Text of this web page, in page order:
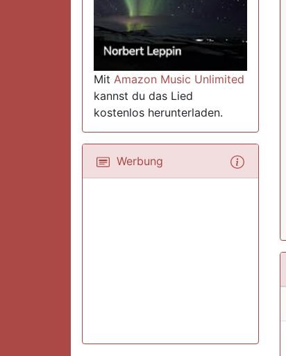
Mit Amazon Music Unlimited
kannst du das Lied
kostenlos herunterladen.
Werbung